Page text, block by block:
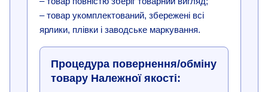
– товар укомплектований, збережені всі
ярлики, плівки і заводське маркування.
Процедура повернення/обміну
товару Належної якості: